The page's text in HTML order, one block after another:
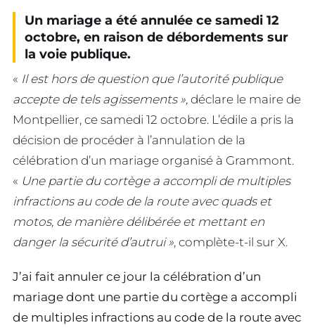
Un mariage a été annulée ce samedi 12
octobre, en raison de débordements sur
la voie publique.
« Il est hors de question que l’autorité publique
accepte de tels agissements », déclare le maire de
Montpellier, ce samedi 12 octobre. L’édile a pris la
décision de procéder à l’annulation de la
célébration d’un mariage organisé à Grammont.
« Une partie du cortège a accompli de multiples
infractions au code de la route avec quads et
motos, de manière délibérée et mettant en
danger la sécurité d’autrui », complète-t-il sur X.
J’ai fait annuler ce jour la célébration d’un
mariage dont une partie du cortège a accompli
de multiples infractions au code de la route avec